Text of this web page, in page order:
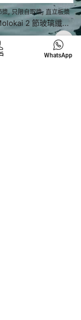
槳,只限自取槳, 直立板槳
[現貨] Molokai 2 節玻璃纖維直立板槳 (120 – 160 cm）
WhatsApp